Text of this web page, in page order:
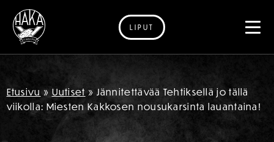
Siirry sisältöön
LIPUT
Etusivu » Uutiset » Jännitettävää Tehtiksellä jo tällä
viikolla: Miesten Kakkosen nousukarsinta lauantaina!